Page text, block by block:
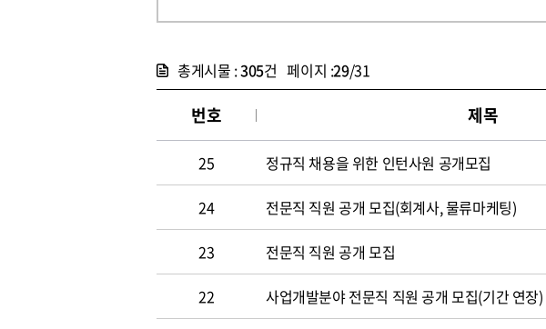
총게시물 :305건 페이지 :29/31
번호 제목
25 정규직 채용을 위한 인턴사원 공개모집
24 전문직 직원 공개 모집(회계사, 물류마케팅)
23 전문직 직원 공개 모집
22 사업개발분야 전문직 직원 공개 모집(기간 연장)